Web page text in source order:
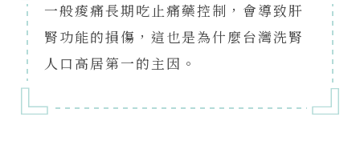
一般痠痛長期吃止痛藥控制，會導致肝
腎功能的損傷，這也是為什麼台灣洗腎
人口高居第一的主因。